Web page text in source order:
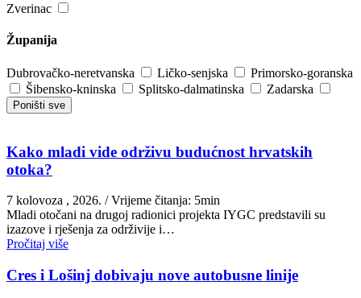
Zverinac
Županija
Dubrovačko-neretvanska Ličko-senjska
Primorsko-goranska
Šibensko-kninska
Splitsko-dalmatinska Zadarska
Poništi sve
Kako mladi vide održivu budućnost hrvatskih
otoka?
7 kolovoza , 2026. / Vrijeme čitanja: 5min
Mladi otočani na drugoj radionici projekta IYGC predstavili su
izazove i rješenja za održivije i…
Pročitaj više
Cres i Lošinj dobivaju nove autobusne linije